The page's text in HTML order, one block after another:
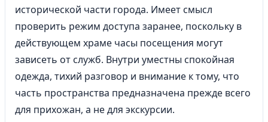
исторической части города. Имеет смысл
проверить режим доступа заранее, поскольку в
действующем храме часы посещения могут
зависеть от служб. Внутри уместны спокойная
одежда, тихий разговор и внимание к тому, что
часть пространства предназначена прежде всего
для прихожан, а не для экскурсии.